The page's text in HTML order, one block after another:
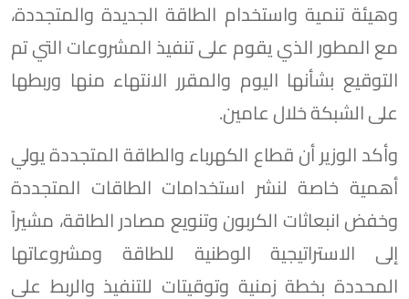
وهيئة تنمية واستخدام الطاقة الجديدة والمتجددة،
مع المطور الذي يقوم على تنفيذ المشروعات التي تم
التوقيع بشأنها اليوم والمقرر الانتهاء منها وربطها
على الشبكة خلال عامين.
وأكد الوزير أن قطاع الكهرباء والطاقة المتجددة يولي
أهمية خاصة لنشر استخدامات الطاقات المتجددة
وخفض انبعاثات الكربون وتنويع مصادر الطاقة، مشيراً
إلى الاستراتيجية الوطنية للطاقة ومشروعاتها
المحددة بخطة زمنية وتوقيتات للتنفيذ والربط على